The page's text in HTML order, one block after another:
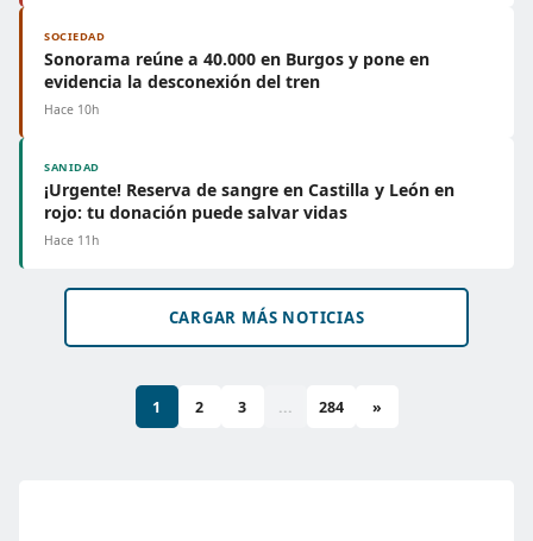
SOCIEDAD
Sonorama reúne a 40.000 en Burgos y pone en
evidencia la desconexión del tren
Hace 10h
SANIDAD
¡Urgente! Reserva de sangre en Castilla y León en
rojo: tu donación puede salvar vidas
Hace 11h
CARGAR MÁS NOTICIAS
1 2 3 ... 284 »